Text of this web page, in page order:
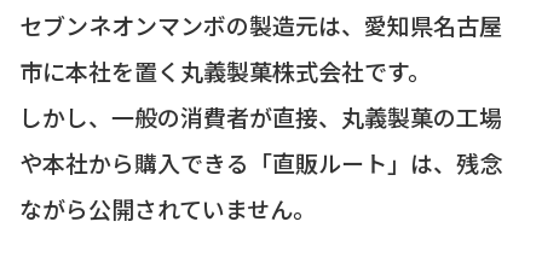
セブンネオンマンボの製造元は、愛知県名古屋
市に本社を置く丸義製菓株式会社です。
しかし、一般の消費者が直接、丸義製菓の工場
や本社から購入できる「直販ルート」は、残念
ながら公開されていません。